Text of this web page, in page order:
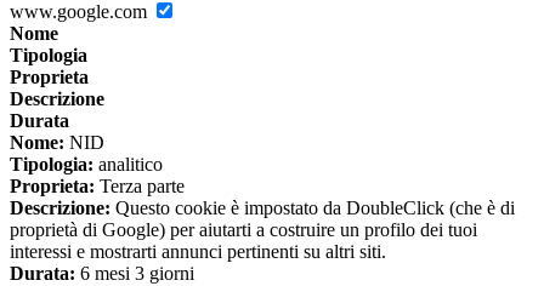
www.google.com
Nome
Tipologia
Proprieta
Descrizione
Durata
Nome: NID
Tipologia: analitico
Proprieta: Terza parte
Descrizione: Questo cookie è impostato da DoubleClick (che è di
proprietà di Google) per aiutarti a costruire un profilo dei tuoi
interessi e mostrarti annunci pertinenti su altri siti.
Durata: 6 mesi 3 giorni